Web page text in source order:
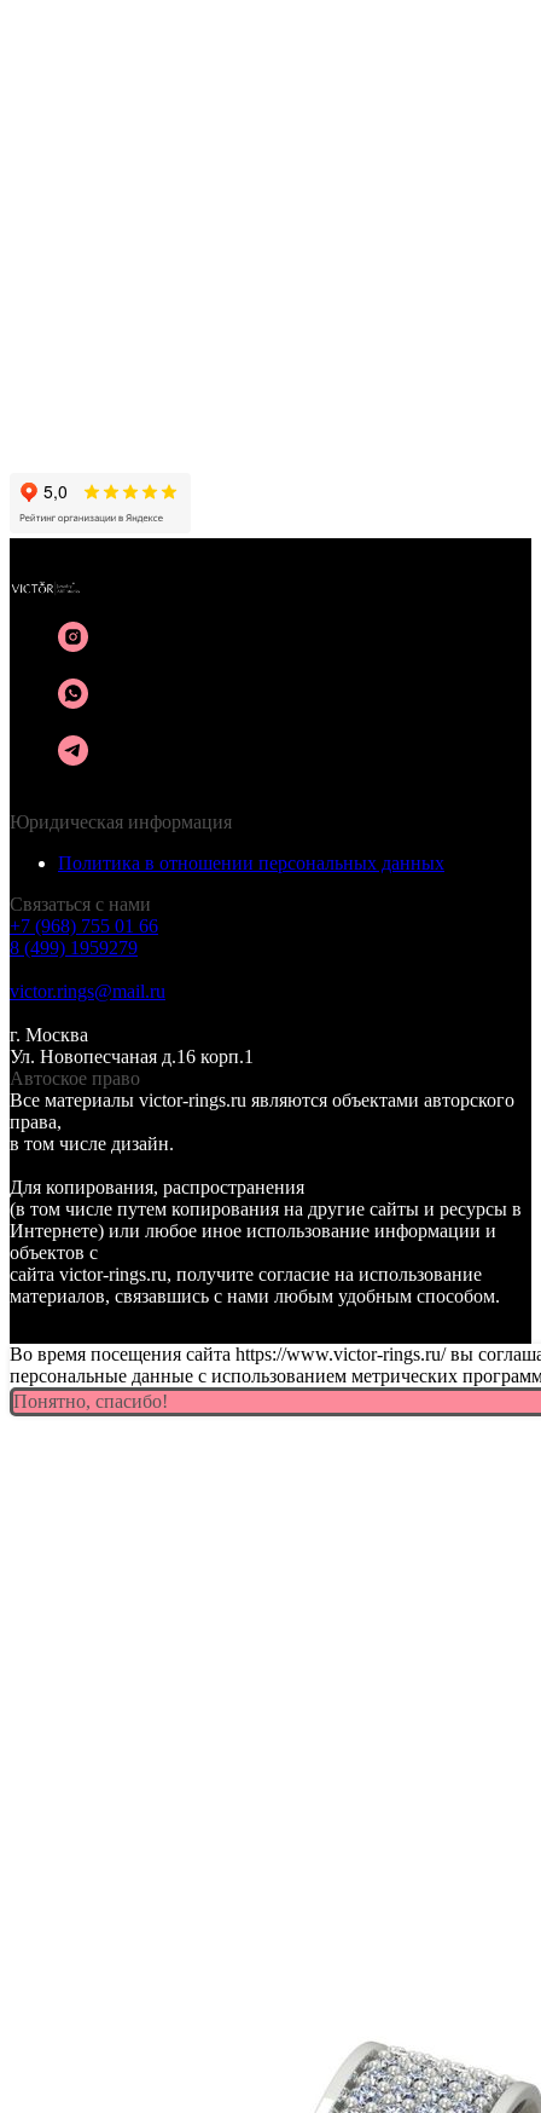
Юридическая информация
Политика в отношении персональных данных
Связаться с нами
+7 (968) 755 01 66
8 (499) 1959279
victor.rings@mail.ru
г. Москва
Ул. Новопесчаная д.16 корп.1
Автоское право
Все материалы victor-rings.ru являются объектами авторского
права,
в том числе дизайн.
Для копирования, распространения
(в том числе путем копирования на другие сайты и ресурсы в
Интернете) или любое иное использование информации и
объектов с
сайта victor-rings.ru, получите согласие на использование
материалов, связавшись с нами любым удобным способом.
Во время посещения сайта https://www.victor-rings.ru/ вы
персональные данные с использованием метрических
Понятно, спасибо!